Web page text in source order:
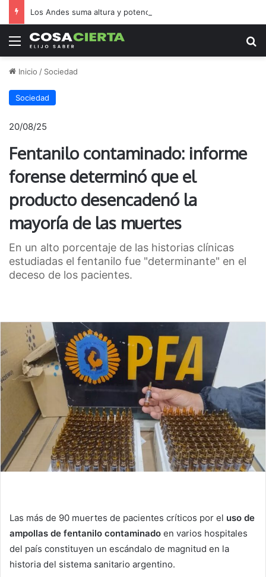
Los Andes suma altura y potencia
Menú
Inicio / Sociedad
Sociedad
20/08/25
Fentanilo contaminado: informe
forense determinó que el
producto desencadenó la
mayoría de las muertes
En un alto porcentaje de las historias clínicas
estudiadas el fentanilo fue "determinante" en el
deceso de los pacientes.
Las más de 90 muertes de pacientes críticos por el uso de
ampollas de fentanilo contaminado en varios hospitales
del país constituyen un escándalo de magnitud en la
historia del sistema sanitario argentino.